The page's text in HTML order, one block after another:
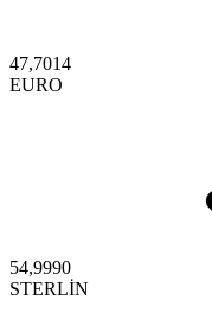
47,7014
EURO
54,9990
STERLİN